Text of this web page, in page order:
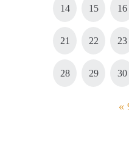
14 15 16
21 22 23
28 29 30
«